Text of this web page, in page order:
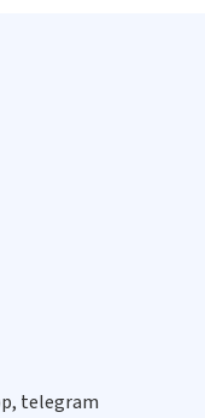
telegram